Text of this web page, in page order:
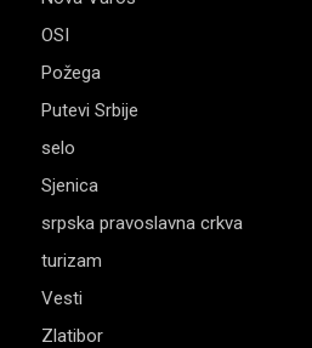
OSI
Požega
Putevi Srbije
selo
Sjenica
srpska pravoslavna crkva
turizam
Vesti
Zlatibor